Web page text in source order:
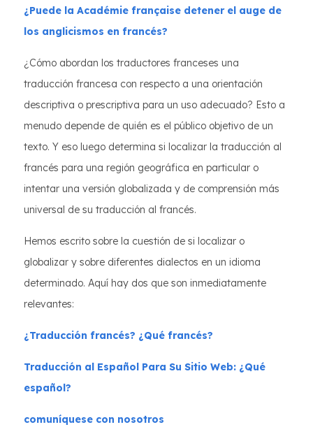
¿Puede la Académie française detener el auge de
los anglicismos en francés?
¿Cómo abordan los traductores franceses una
traducción francesa con respecto a una orientación
descriptiva o prescriptiva para un uso adecuado? Esto a
menudo depende de quién es el público objetivo de un
texto. Y eso luego determina si localizar la traducción al
francés para una región geográfica en particular o
intentar una versión globalizada y de comprensión más
universal de su traducción al francés.
Hemos escrito sobre la cuestión de si localizar o
globalizar y sobre diferentes dialectos en un idioma
determinado. Aquí hay dos que son inmediatamente
relevantes:
¿Traducción francés? ¿Qué francés?
Traducción al Español Para Su Sitio Web: ¿Qué
español?
comuníquese con nosotros